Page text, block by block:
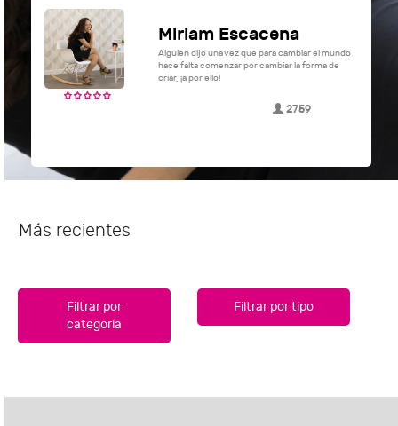
Miriam Escacena
Alguien dijo una vez que para cambiar el mundo
hace falta comenzar por cambiar la forma de
criar, ¡a por ello!
2759
Más recientes
Filtrar por
categoría
Filtrar por tipo